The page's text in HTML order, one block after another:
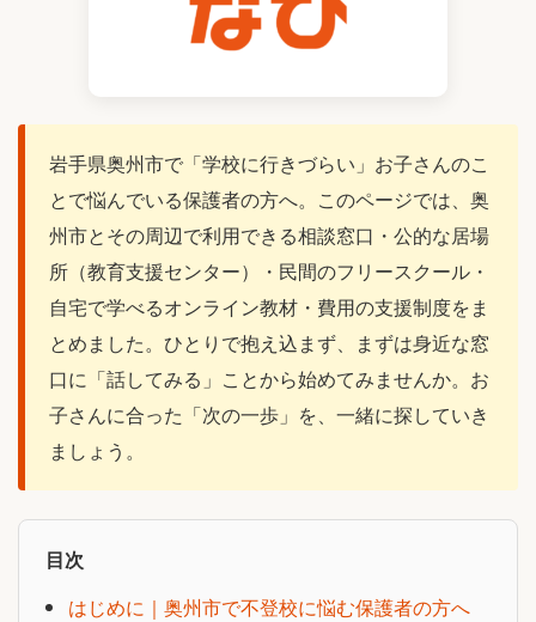
岩手県奥州市で「学校に行きづらい」お子さんのこ
とで悩んでいる保護者の方へ。このページでは、奥
州市とその周辺で利用できる相談窓口・公的な居場
所（教育支援センター）・民間のフリースクール・
自宅で学べるオンライン教材・費用の支援制度をま
とめました。ひとりで抱え込まず、まずは身近な窓
口に「話してみる」ことから始めてみませんか。お
子さんに合った「次の一歩」を、一緒に探していき
ましょう。
目次
はじめに｜奥州市で不登校に悩む保護者の方へ